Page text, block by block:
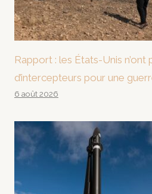
Rapport : les États-Unis n’ont
d’intercepteurs pour une
6 août 2026